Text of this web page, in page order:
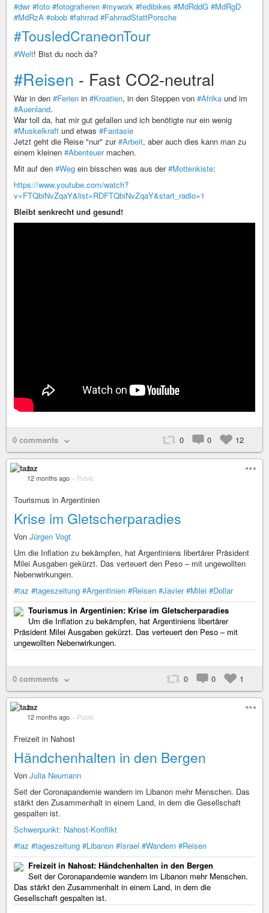
#dwr #foto #fotografieren #mywork #fedibikes #MdRddG #MdRgD
#MdRzA #obob #fahrrad #FahrradStattPorsche
#TousledCraneonTour
#Welt! Bist du noch da?
#Reisen - Fast CO2-neutral
War in den #Ferien in #Kroatien, in den Steppen von #Afrika und im
#Auenland.
War toll da, hat mir gut gefallen und ich benötigte nur ein wenig
#Muskelkraft und etwas #Fantasie
Jetzt geht die Reise "nur" zur#Arbeit, aber auch dies kann man zu
einem kleinen #Abenteuermachen.
Mit auf den #Weg ein bisschen was aus der#Mottenkiste:
https://www.youtube.com/watch?
v=FTQbiNvZqaY&list=RDFTQbiNvZqaY&start_radio=1
Bleibt senkrecht und gesund!
0 comments 0 0 12
taz
12 months ago – Public
Tourismus in Argentinien
Krise im Gletscherparadies
Von Jürgen Vogt
Um die Inflation zu bekämpfen, hat Argentiniens libertärer Präsident
Milei Ausgaben gekürzt. Das verteuert den Peso – mit ungewollten
Nebenwirkungen.
#taz #tageszeitung #Argentinien #Reisen #Javier #Milei #Dollar
Tourismus in Argentinien: Krise im Gletscherparadies
Um die Inflation zu bekämpfen, hat Argentiniens libertärer
Präsident Milei Ausgaben gekürzt. Das verteuert den Peso – mit
ungewollten Nebenwirkungen.
0 comments 0 0 1
taz
12 months ago – Public
Freizeit in Nahost
Händchenhalten in den Bergen
Von Julia Neumann
Seit der Coronapandemie wandern im Libanon mehr Menschen. Das
stärkt den Zusammenhalt in einem Land, in dem die Gesellschaft
gespalten ist.
Schwerpunkt: Nahost-Konflikt
#taz #tageszeitung #Libanon #Israel #Wandern #Reisen
Freizeit in Nahost: Händchenhalten in den Bergen
Seit der Coronapandemie wandern im Libanon mehr Menschen.
Das stärkt den Zusammenhalt in einem Land, in dem die
Gesellschaft gespalten ist.